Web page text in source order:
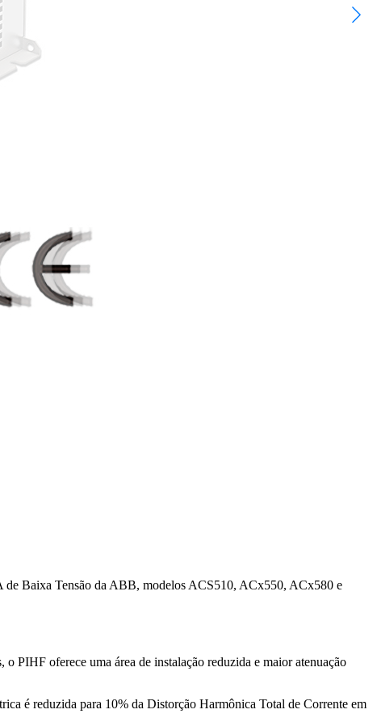
de Baixa Tensão da ABB, modelos ACS510, ACx550, ACx580 e
PIHF oferece uma área de instalação reduzida e maior atenuação
é reduzida para 10% da Distorção Harmônica Total de Corrente em